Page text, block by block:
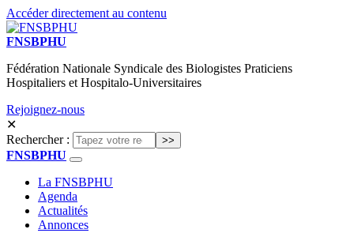
Accéder directement au contenu
FNSBPHU
Fédération Nationale Syndicale des Biologistes Praticiens
Hospitaliers et Hospitalo-Universitaires
Rejoignez-nous
✕
Rechercher :
FNSBPHU
La FNSBPHU
Agenda
Actualités
Annonces